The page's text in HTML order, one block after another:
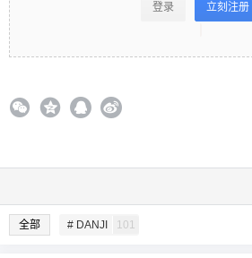
登录 立刻注册
全部 # DANJI 101